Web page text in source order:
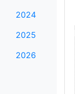
2024
2025
2026